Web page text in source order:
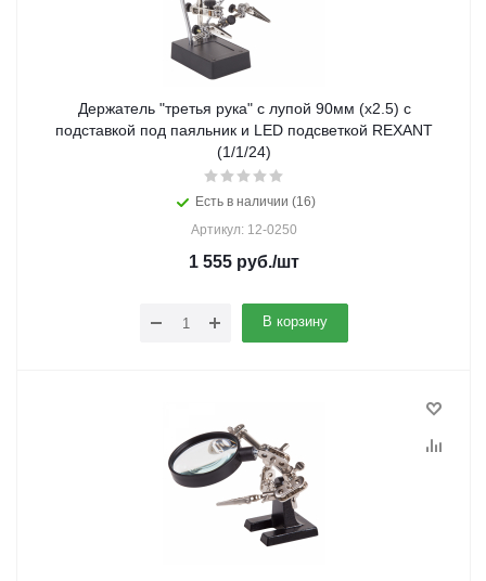
Держатель "третья рука" с лупой 90мм (х2.5) с
подставкой под паяльник и LED подсветкой REXANT
(1/1/24)
Есть в наличии (16)
Артикул: 12-0250
1 555 руб./шт
В корзину